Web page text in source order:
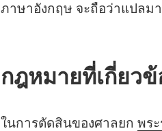
ภาษาอังกฤษ จะถือว่าแปลม
กฎหมายที่เกี่ยวข้
ในการตัดสินของศาลยกพร